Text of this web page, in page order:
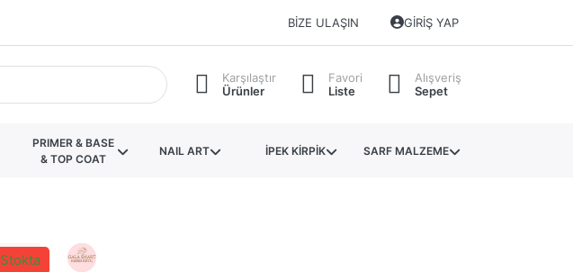
BIZE ULAŞIN GIRIŞ YAP
Karşılaştır
Ürünler
Favori
Liste
Alışveriş
Sepet
PRIMER & BASE
& TOP COAT
NAIL ART İPEK KİRPİK SARF MALZEME
Stokta